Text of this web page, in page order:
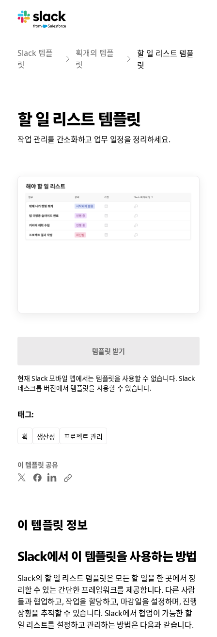
Slack 템플
릿
획개의 템플
릿
할 일 리스트 템플
릿
할 일 리스트 템플릿
작업 관리를 간소화하고 업무 일정을 정리하세요.
템플릿 받기
현재 Slack 모바일 앱에서는 템플릿을 사용할 수 없습니다. Slack
데스크톱 버전에서 템플릿을 사용할 수 있습니다.
태그:
획 생산성 프로젝트 관리
이 템플릿 공유
이 템플릿 정보
Slack에서 이 템플릿을 사용하는 방법
Slack의 할 일 리스트 템플릿은 모든 할 일을 한 곳에서 정
리할 수 있는 간단한 프레임워크를 제공합니다. 다른 사람
들과 협업하고, 작업을 할당하고, 마감일을 설정하며, 진행
상황을 추적할 수 있습니다. Slack에서 협업이 가능한 할
일 리스트를 설정하고 관리하는 방법은 다음과 같습니다.